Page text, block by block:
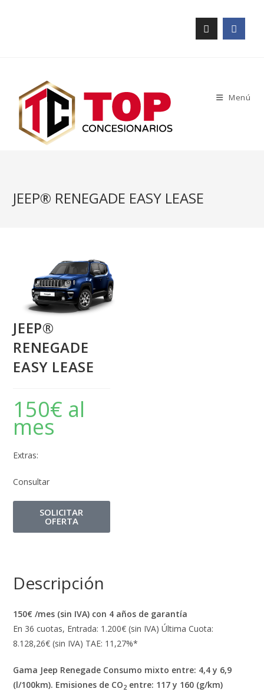
Menú
JEEP® RENEGADE EASY LEASE
JEEP®
RENEGADE
EASY LEASE
150€ al
mes
Extras:
Consultar
SOLICITAR
OFERTA
Descripción
150€ /mes (sin IVA) con 4 años de garantía
En 36 cuotas, Entrada: 1.200€ (sin IVA) Última Cuota:
8.128,26€ (sin IVA) TAE: 11,27%*
Gama Jeep Renegade Consumo mixto entre: 4,4 y 6,9
(l/100km). Emisiones de CO2 entre: 117 y 160 (g/km)